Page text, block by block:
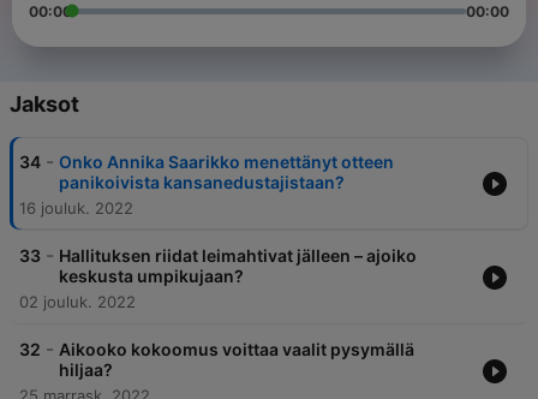
00:00 00:00
Jaksot
34 - Onko Annika Saarikko menettänyt otteen
panikoivista kansanedustajistaan?
16 jouluk. 2022
33 - Hallituksen riidat leimahtivat jälleen – ajoiko
keskusta umpikujaan?
02 jouluk. 2022
32 - Aikooko kokoomus voittaa vaalit pysymällä
hiljaa?